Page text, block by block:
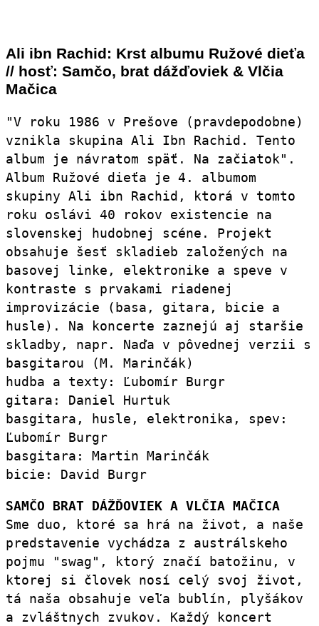
Ali ibn Rachid: Krst albumu Ružové dieťa
// hosť: Samčo, brat dážďoviek & Vlčia
Mačica
"V roku 1986 v Prešove (pravdepodobne)
vznikla skupina Ali Ibn Rachid. Tento
album je návratom späť. Na začiatok".
Album Ružové dieťa je 4. albumom
skupiny Ali ibn Rachid, ktorá v tomto
roku oslávi 40 rokov existencie na
slovenskej hudobnej scéne. Projekt
obsahuje šesť skladieb založených na
basovej linke, elektronike a speve v
kontraste s prvakami riadenej
improvizácie (basa, gitara, bicie a
husle). Na koncerte zaznejú aj staršie
skladby, napr. Naďa v pôvednej verzii s
basgitarou (M. Marinčák)
hudba a texty: Ľubomír Burgr
gitara: Daniel Hurtuk
basgitara, husle, elektronika, spev:
Ľubomír Burgr
basgitara: Martin Marinčák
bicie: David Burgr
SAMČO BRAT DÁŽĎOVIEK A VLČIA MAČICA
Sme duo, ktoré sa hrá na život, a naše
predstavenie vychádza z austrálskeho
pojmu "swag", ktorý značí batožinu, v
ktorej si človek nosí celý svoj život,
tá naša obsahuje veľa bublín, plyšákov
a zvláštnych zvukov. Každý koncert